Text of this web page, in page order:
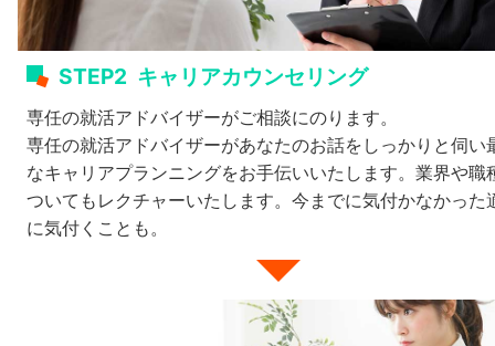
STEP2 キャリアカウンセリング
専任の就活アドバイザーがご相談にのります。
専任の就活アドバイザーがあなたのお話をしっかりと伺い
なキャリアプランニングをお手伝いいたします。業界や職
ついてもレクチャーいたします。今までに気付かなかった
に気付くことも。